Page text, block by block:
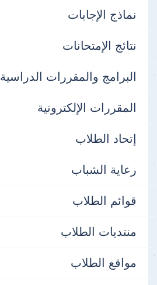
نماذج الإجابات
نتائج الإمتحانات
البرامج والمقررات الدراسية
المقررات الإلكترونية
إتحاد الطلاب
رعاية الشباب
قوائم الطلاب
منتديات الطلاب
مواقع الطلاب